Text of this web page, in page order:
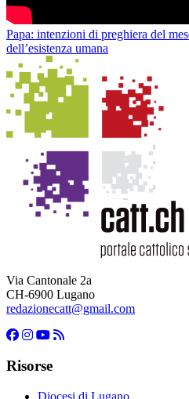
Papa: intenzioni di preghiera del
dell’esistenza umana
Via Cantonale 2a
CH-6900 Lugano
redazionecatt@gmail.com
Risorse
Diocesi di Lugano